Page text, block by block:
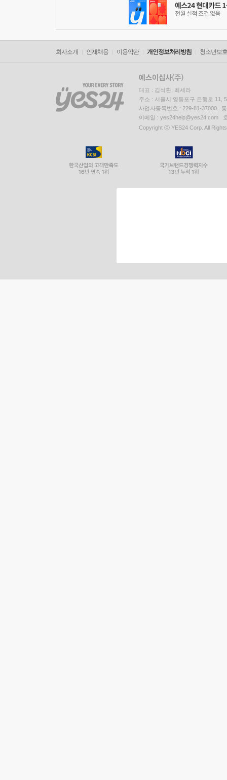
회사소개 인재채용 이용약관 개인정보처리방침 청소년보
대표 : 김석환, 최세라
주소 : 서울시 영등포구 은행로 11,
사업자등록번호 : 229-81-37000
이메일 : yes24help@yes24.com
Copyright ⓒ YES24 Corp. All